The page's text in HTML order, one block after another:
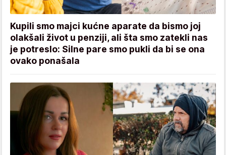
Kupili smo majci kućne aparate da bismo joj
olakšali život u penziji, ali šta smo zatekli nas
je potreslo: Silne pare smo pukli da bi se ona
ovako ponašala